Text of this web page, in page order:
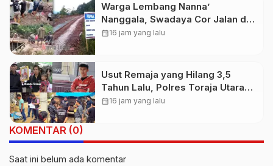
Warga Lembang Nanna’
Nanggala, Swadaya Cor Jalan dan
Bangun Jembatan
calendar_month16 jam yang lalu
Usut Remaja yang Hilang 3,5
Tahun Lalu, Polres Toraja Utara
Kembali Datangi TKP
calendar_month16 jam yang lalu
KOMENTAR (0)
Saat ini belum ada komentar